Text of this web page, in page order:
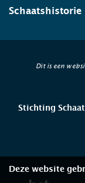
Schaatshistorie
Dit is een
Stichting
Deze website